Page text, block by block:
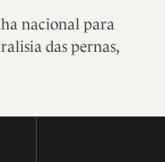
nacional para
das pernas,